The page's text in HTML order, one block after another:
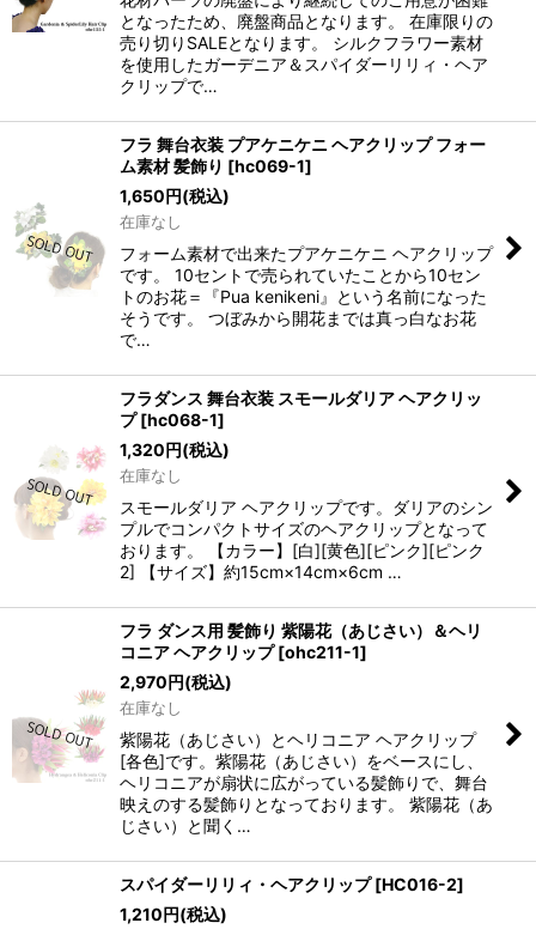
となったため、廃盤商品となります。 在庫限りの
売り切りSALEとなります。 シルクフラワー素材
を使用したガーデニア＆スパイダーリリィ・ヘア
クリップで…
フラ 舞台衣装 プアケニケニ ヘアクリップ フォー
ム素材 髪飾り [hc069-1]
1,650円(税込)
在庫なし
フォーム素材で出来たプアケニケニ ヘアクリップ
です。 10セントで売られていたことから10セン
トのお花＝『Pua kenikeni』という名前になった
そうです。 つぼみから開花までは真っ白なお花
で…
フラダンス 舞台衣装 スモールダリア ヘアクリッ
プ [hc068-1]
1,320円(税込)
在庫なし
スモールダリア ヘアクリップです。ダリアのシン
プルでコンパクトサイズのヘアクリップとなって
おります。 【カラー】[白][黄色][ピンク][ピンク
2] 【サイズ】約15cm×14cm×6cm …
フラ ダンス用 髪飾り 紫陽花（あじさい）＆ヘリ
コニア ヘアクリップ [ohc211-1]
2,970円(税込)
在庫なし
紫陽花（あじさい）とヘリコニア ヘアクリップ
[各色]です。紫陽花（あじさい）をベースにし、
ヘリコニアが扇状に広がっている髪飾りで、舞台
映えのする髪飾りとなっております。 紫陽花（あ
じさい）と聞く…
スパイダーリリィ・ヘアクリップ [HC016-2]
1,210円(税込)